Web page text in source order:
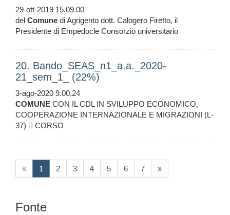
29-ott-2019 15.09.00
del Comune di Agrigento dott. Calogero Firetto, il
Presidente di Empedocle Consorzio universitario
20. Bando_SEAS_n1_a.a._2020-
21_sem_1_ (22%)
3-ago-2020 9.00.24
COMUNE CON IL CDL IN SVILUPPO ECONOMICO,
COOPERAZIONE INTERNAZIONALE E MIGRAZIONI (L-
37)  CORSO
« 1 (current)
2 3 4 5 6 7 »
Fonte